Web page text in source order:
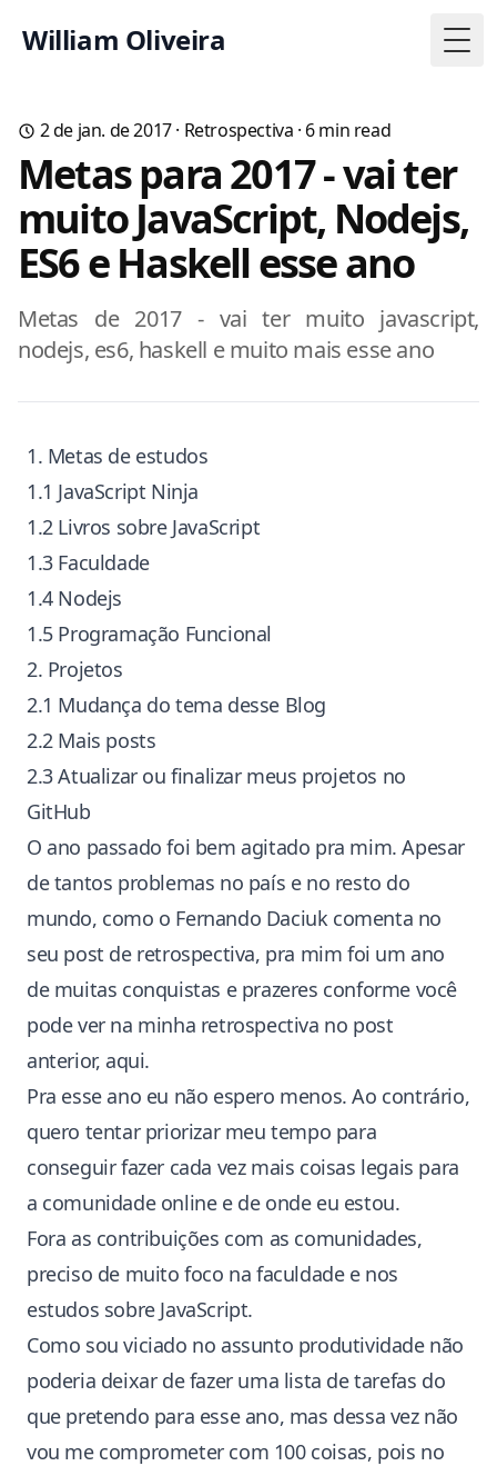
William Oliveira
2 de jan. de 2017· Retrospectiva · 6min read
Metas para 2017 - vai ter
muito JavaScript, Nodejs,
ES6 e Haskell esse ano
Metas de 2017 - vai ter muito javascript,
nodejs, es6, haskell e muito mais esse ano
1. Metas de estudos
1.1 JavaScript Ninja
1.2 Livros sobre JavaScript
1.3 Faculdade
1.4 Nodejs
1.5 Programação Funcional
2. Projetos
2.1 Mudança do tema desse Blog
2.2 Mais posts
2.3 Atualizar ou finalizar meus projetos no
GitHub
O ano passado foi bem agitado pra mim. Apesar
de tantos problemas no país e no resto do
mundo, como o Fernando Daciukcomenta no
seu post de retrospectiva, pra mim foi um ano
de muitas conquistas e prazeres conforme você
pode ver na minha retrospectiva no post
anterior, aqui.
Pra esse ano eu não espero menos. Ao contrário,
quero tentar priorizar meu tempo para
conseguir fazer cada vez mais coisas legais para
a comunidade online e de onde eu estou.
Fora as contribuições com as comunidades,
preciso de muito foco nafaculdadee nos
estudos sobre JavaScript.
Como sou viciado no assunto produtividadenão
poderia deixar de fazer uma lista de tarefas do
que pretendo para esse ano, mas dessa vez não
vou me comprometer com 100 coisas, pois no